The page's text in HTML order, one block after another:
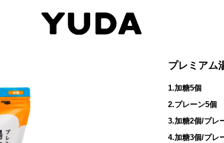
プレミアム
1.加糖5個
2.プレーン5個
3.加糖2個/プレ
4.加糖3個/プレ